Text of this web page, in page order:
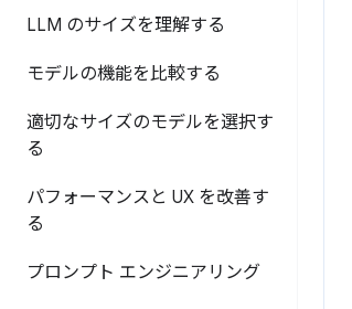
LLM のサイズを理解する
モデルの機能を比較する
適切なサイズのモデルを選択す
る
パフォーマンスと UX を改善す
る
プロンプト エンジニアリング